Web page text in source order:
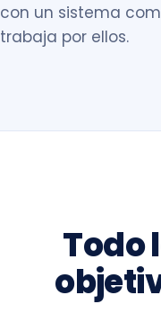
con un sistema
trabaja por ellos.
Todo